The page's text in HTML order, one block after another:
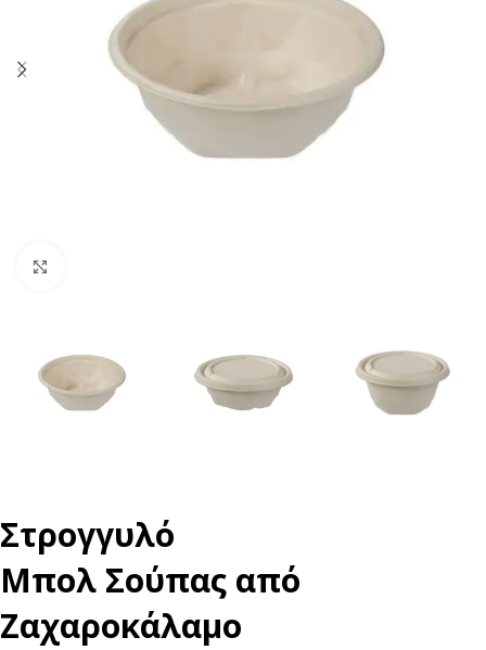
Στρογγυλό
Μπολ Σούπας από
Ζαχαροκάλαμο